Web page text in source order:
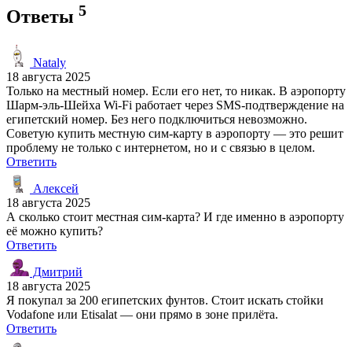
Ответы 5
Nataly
18 августа 2025
Только на местный номер. Если его нет, то никак. В аэропорту
Шарм-эль-Шейха Wi-Fi работает через SMS-подтверждение на
египетский номер. Без него подключиться невозможно.
Советую купить местную сим-карту в аэропорту — это решит
проблему не только с интернетом, но и с связью в целом.
Ответить
Алексей
18 августа 2025
А сколько стоит местная сим-карта? И где именно в аэропорту
её можно купить?
Ответить
Дмитрий
18 августа 2025
Я покупал за 200 египетских фунтов. Стоит искать стойки
Vodafone или Etisalat — они прямо в зоне прилёта.
Ответить